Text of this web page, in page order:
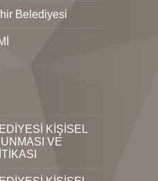
Belediyesi
KİŞİSEL
VE